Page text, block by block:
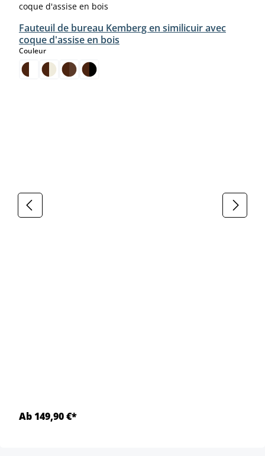
Fauteuil de bureau Kemberg en similicuir avec
coque d'assise en bois
Couleurselect
Ab 149,90 €*